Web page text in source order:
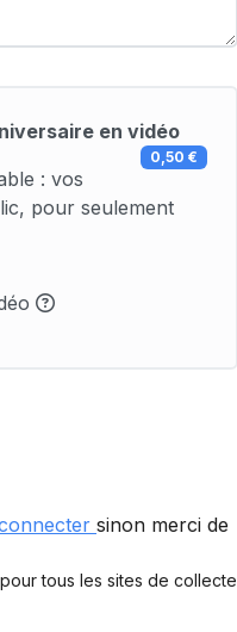
en vidéo
0,50 €
: vos
pour seulement
sinon merci de
tous les sites de collecte